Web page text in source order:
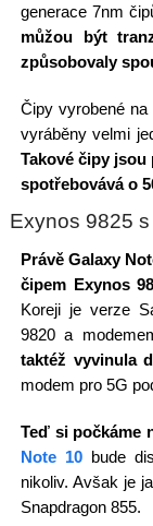
generace 7nm
můžou být
způsobovaly
Čipy vyrobené
vyráběny velmi
Takové čipy jsou
spotřebovává o
Exynos 9825
Právě Galaxy
čipem Exynos
Koreji je verze
9820 a
taktéž vyvinula
modem pro 5G
Teď si počkáme
Note 10bude
nikoliv. Avšak je
Snapdragon 855.